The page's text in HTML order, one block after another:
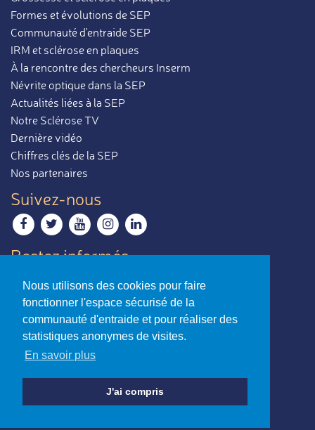
Nous utilisons des cookies pour faire
fonctionner l'espace sécurisé de la
communauté d'entraide et pour réaliser des
statistiques anonymes de visites.
En savoir plus
J'ai compris
Formes et évolutions de SEP
Communauté d'entraide SEP
IRM et sclérose en plaques
À la rencontre des chercheurs Inserm
Névrite optique dans la SEP
Actualités liées à la SEP
Notre Sclérose TV
Dernière vidéo
Chiffres clés de la SEP
Nos partenaires
Suivez-nous
Restez informés
Contactez-nous
Envoyer un e-mail
La sclérose en plaques,
par ceux qui en parlent le mieux.
© Association Notre Sclérose - Loi 1901